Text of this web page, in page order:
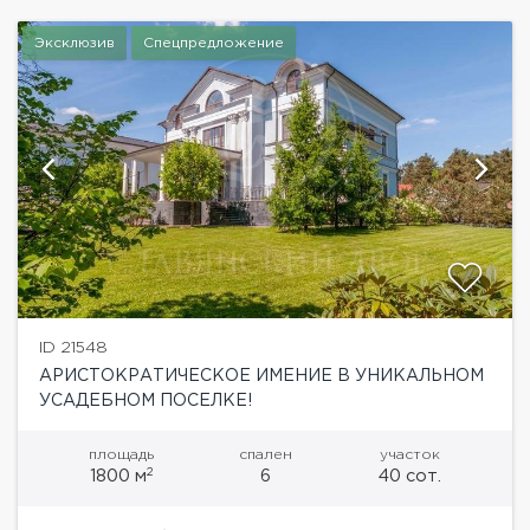
Эксклюзив Спецпредложение
ID 21548
АРИСТОКРАТИЧЕСКОЕ ИМЕНИЕ В УНИКАЛЬНОМ
УСАДЕБНОМ ПОСЕЛКЕ!
площадь
1800 м2
спален
6
участок
40 сот.